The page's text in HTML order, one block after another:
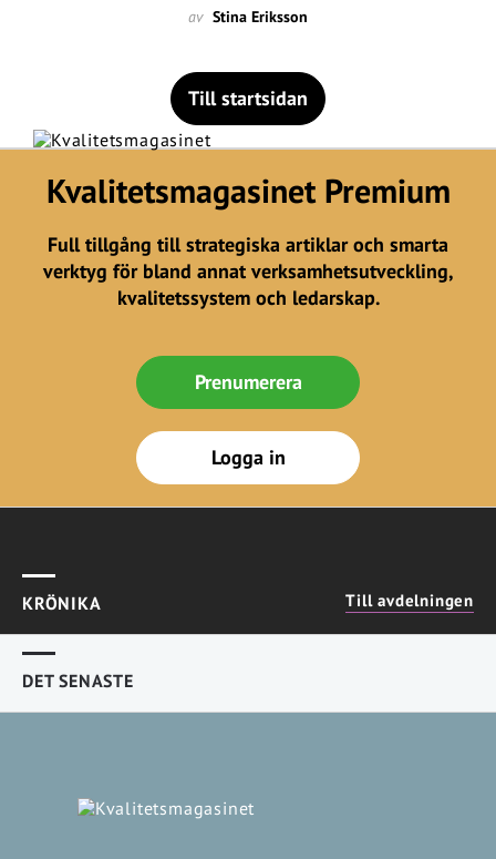
av Stina Eriksson
Till startsidan
Kvalitetsmagasinet Premium
Full tillgång till strategiska artiklar och smarta
verktyg för bland annat verksamhetsutveckling,
kvalitetssystem och ledarskap.
Prenumerera
Logga in
KRÖNIKA Till avdelningen
DET SENASTE